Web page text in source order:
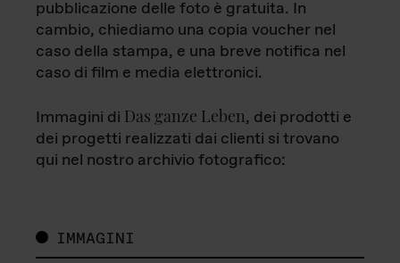
pubblicazione delle foto è gratuita. In
cambio, chiediamo una copia voucher nel
caso della stampa, e una breve notifica nel
caso di film e media elettronici.
Immagini di Das ganze Leben, dei prodotti e
dei progetti realizzati dai clienti si trovano
qui nel nostro archivio fotografico:
IMMAGINI